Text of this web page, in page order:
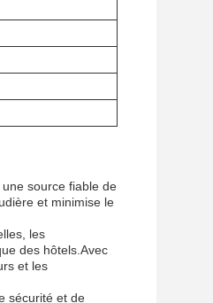
source fiable de
et minimise le
les
des hôtels.Avec
et les
sécurité et de